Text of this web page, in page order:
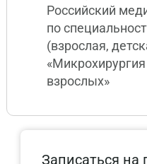
Российский
по
(взрослая,
взрослых»
Записаться на